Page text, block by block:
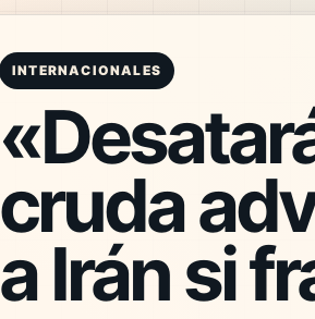
INTERNACIONALES
cruda
a Irán si